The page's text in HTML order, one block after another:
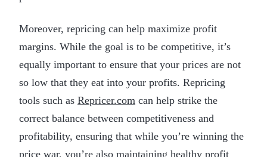
Moreover, repricing can help maximize profit
margins. While the goal is to be competitive, it’s
equally important to ensure that your prices are not
so low that they eat into your profits. Repricing
tools such as Repricer.com can help strike the
correct balance between competitiveness and
profitability, ensuring that while you’re winning the
price war, you’re also maintaining healthy profit